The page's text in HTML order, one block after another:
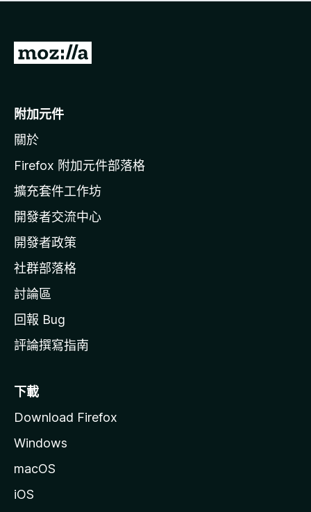
有
前
o
i
l
a
官
網
附加元件
關於
Firefox 附加元件部落格
擴充套件工作坊
開發者交流中心
開發者政策
社群部落格
討論區
回報 Bug
評論撰寫指南
下載
Download Firefox
Windows
macOS
iOS